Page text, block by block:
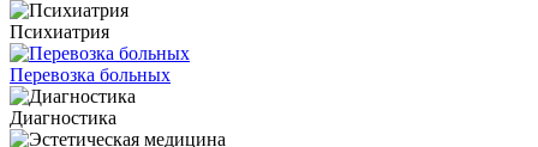
Психиатрия
Перевозка больных
Диагностика